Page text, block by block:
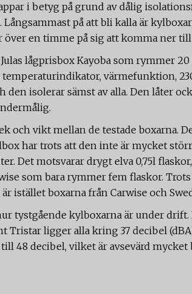
i betyg på grund av dålig
på att bli kalla är
över en timme på sig att komma ner till
lågprisbox Kayoba som rymmer
värmefunktion,
den isolerar sämst av alla. Den låter
och vikt mellan de testade boxarna.
har trots att den inte är mycket
Det motsvarar drygt elva 0,75l
som bara rymmer fem flaskor.
istället boxarna från Carwise och
tystgående kylboxarna är under drift.
Tristar ligger alla kring 37 decibel
till 48 decibel, vilket är avsevärd